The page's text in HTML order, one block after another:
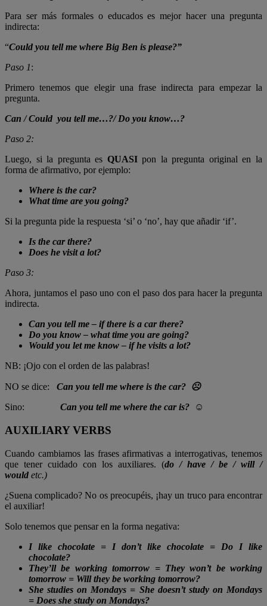
Para ser más formales o educados es mejor hacer una pregunta
indirecta:
“Could you tell me where Big Ben is please?”
Paso 1:
Primero tenemos que elegir una frase indirecta para empezar la
pregunta.
Can / Could you tell me…?/ Do you know…?
Paso 2:
Luego, si la pregunta es QUASIpon la pregunta original en la
forma de afirmativo, por ejemplo:
Where is the car?
What time are you going?
Si la pregunta pide la respuesta ‘si’ o ‘no’, hay que añadir ‘if’.
Is the car there?
Does he visit a lot?
Paso 3:
Ahora, juntamos el paso uno con el paso dos para hacer la pregunta
indirecta.
Can you tell me – if there is a car there?
Do you know – what time you are going?
Would you let me know – if he visits a lot?
NB: ¡Ojo con el orden de las palabras!
NO se dice: Can you tell me where is the car? ☹
Sino: Can you tell me where the car is? ☺
AUXILIARY VERBS
Cuando cambiamos las frases afirmativas a interrogativas, tenemos
que tener cuidado con los auxiliares. (do / have / be / will /
would etc.)
¿Suena complicado? No os preocupéis, ¡hay un truco para encontrar
el auxiliar!
Solo tenemos que pensar en la forma negativa:
I like chocolate = I don’t like chocolate = Do I like
chocolate?
They’llbe working tomorrow = Theywon’t be working
tomorrow = Willthey be working tomorrow?
She studies on Mondays = She doesn’tstudy on Mondays
= Does she study on Mondays?